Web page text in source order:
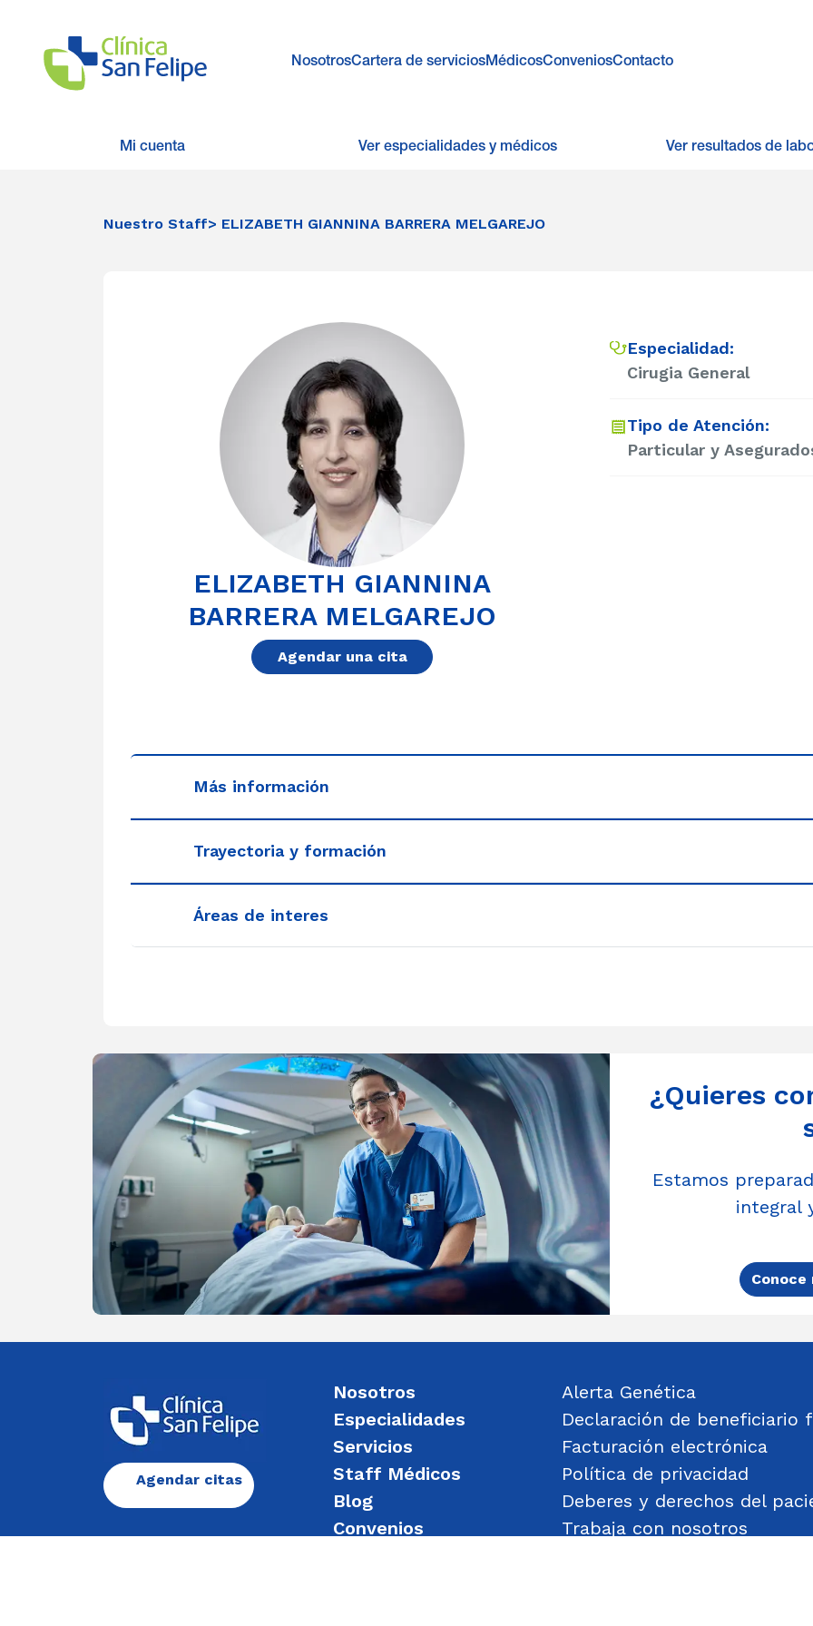
NosotrosCartera de serviciosMédicosConveniosContacto
Mi cuenta Ver especialidades y médicos Ver resultados de
Nuestro Staff> ELIZABETH GIANNINA BARRERA MELGAREJO
ELIZABETH GIANNINA
BARRERA MELGAREJO
Agendar una cita
Especialidad:
Cirugia General
Tipo de Atención:
Particular y
Más información
Trayectoria y formación
Áreas de interes
¿Quieres
Estamos
integral
Agendar citas
Nosotros
Especialidades
Servicios
Staff Médicos
Blog
Convenios
Alerta Genética
Declaración de beneficiario
Facturación electrónica
Política de privacidad
Deberes y derechos del
Trabaja con nosotros